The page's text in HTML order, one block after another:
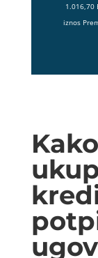
1.016,70
iznos